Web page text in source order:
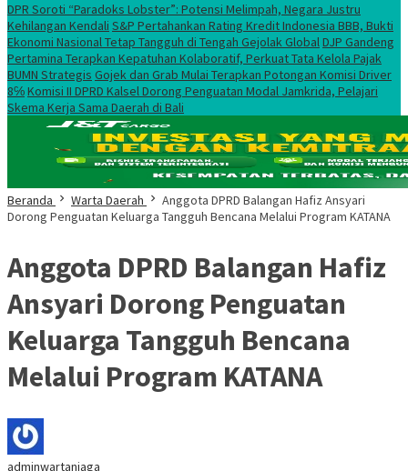
DPR Soroti “Paradoks Lobster”: Potensi Melimpah, Negara Justru
Kehilangan Kendali S&P Pertahankan Rating Kredit Indonesia BBB, Bukti
Ekonomi Nasional Tetap Tangguh di Tengah Gejolak GlobalDJP Gandeng
Pertamina Terapkan Kepatuhan Kolaboratif, Perkuat Tata Kelola Pajak
BUMN Strategis Gojek dan Grab Mulai Terapkan Potongan Komisi Driver
8℅Komisi II DPRD Kalsel Dorong Penguatan Modal Jamkrida, Pelajari
Skema Kerja Sama Daerah di Bali
Beranda Warta Daerah
Anggota DPRD Balangan Hafiz Ansyari
Dorong Penguatan Keluarga Tangguh Bencana Melalui Program KATANA
Anggota DPRD Balangan Hafiz
Ansyari Dorong Penguatan
Keluarga Tangguh Bencana
Melalui Program KATANA
adminwartaniaga